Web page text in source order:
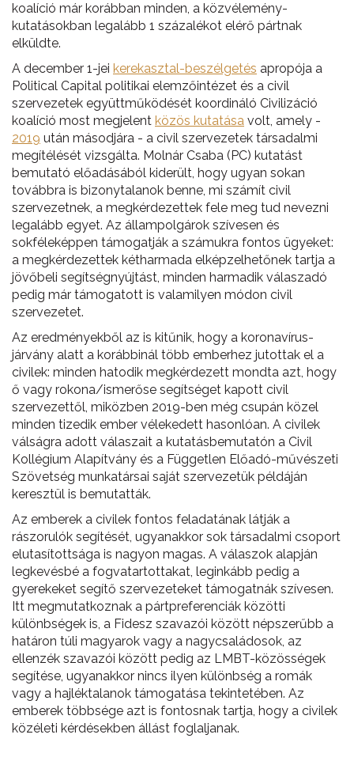
koalíció már korábban minden, a közvélemény-
kutatásokban legalább 1 százalékot elérő pártnak
elküldte.
A december 1-jei kerekasztal-beszélgetés apropója a
Political Capital politikai elemzőintézet és a civil
szervezetek együttműködését koordináló Civilizáció
koalíció most megjelent közös kutatása volt, amely -
2019 után másodjára - a civil szervezetek társadalmi
megítélését vizsgálta. Molnár Csaba (PC) kutatást
bemutató előadásából kiderült, hogy ugyan sokan
továbbra is bizonytalanok benne, mi számít civil
szervezetnek, a megkérdezettek fele meg tud nevezni
legalább egyet. Az állampolgárok szívesen és
sokféleképpen támogatják a számukra fontos ügyeket:
a megkérdezettek kétharmada elképzelhetőnek tartja a
jövőbeli segítségnyújtást, minden harmadik válaszadó
pedig már támogatott is valamilyen módon civil
szervezetet.
Az eredményekből az is kitűnik, hogy a koronavírus-
járvány alatt a korábbinál több emberhez jutottak el a
civilek: minden hatodik megkérdezett mondta azt, hogy
ő vagy rokona/ismerőse segítséget kapott civil
szervezettől, miközben 2019-ben még csupán közel
minden tizedik ember vélekedett hasonlóan. A civilek
válságra adott válaszait a kutatásbemutatón a Civil
Kollégium Alapítvány és a Független Előadó-művészeti
Szövetség munkatársai saját szervezetük példáján
keresztül is bemutatták.
Az emberek a civilek fontos feladatának látják a
rászorulók segítését, ugyanakkor sok társadalmi csoport
elutasítottsága is nagyon magas. A válaszok alapján
legkevésbé a fogvatartottakat, leginkább pedig a
gyerekeket segítő szervezeteket támogatnák szívesen.
Itt megmutatkoznak a pártpreferenciák közötti
különbségek is, a Fidesz szavazói között népszerűbb a
határon túli magyarok vagy a nagycsaládosok, az
ellenzék szavazói között pedig az LMBT-közösségek
segítése, ugyanakkor nincs ilyen különbség a romák
vagy a hajléktalanok támogatása tekintetében. Az
emberek többsége azt is fontosnak tartja, hogy a civilek
közéleti kérdésekben állást foglaljanak.